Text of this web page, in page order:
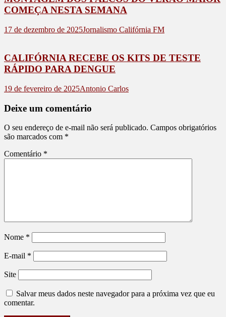
COMEÇA NESTA SEMANA
17 de dezembro de 2025Jornalismo Califórnia FM
CALIFÓRNIA RECEBE OS KITS DE TESTE
RÁPIDO PARA DENGUE
19 de fevereiro de 2025Antonio Carlos
Deixe um comentário
O seu endereço de e-mail não será publicado. Campos obrigatórios
são marcados com *
Comentário *
Nome *
E-mail *
Site
Salvar meus dados neste navegador para a próxima vez que eu
comentar.